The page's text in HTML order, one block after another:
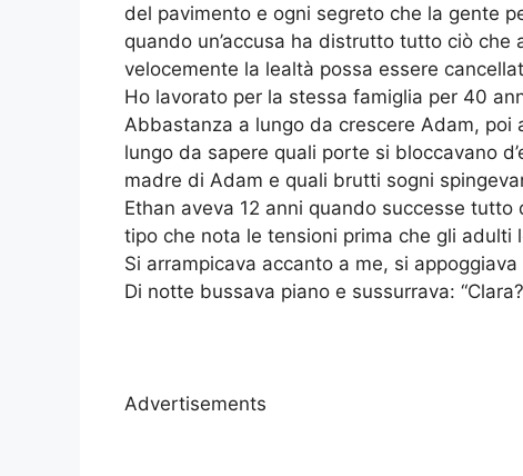
del pavimento e ogni segreto che la gente
quando un’accusa ha distrutto tutto ciò
velocemente la lealtà possa essere
Ho lavorato per la stessa famiglia per 40
Abbastanza a lungo da crescere Adam,
lungo da sapere quali porte si bloccavano
madre di Adam e quali brutti sogni
Ethan aveva 12 anni quando successe
tipo che nota le tensioni prima che gli adulti
Si arrampicava accanto a me, si
Di notte bussava piano e sussurrava:
Advertisements